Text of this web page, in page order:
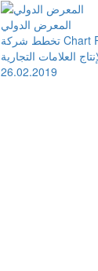
المعرض الدولي
تخطط شركة Chart Paper Factory CJSC
العلامات التجارية
26.02.2019